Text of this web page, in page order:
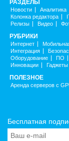
РАЗДЕЛЫ
Новости Аналитика
Колонка редактора
Релизы
Видео
РУБРИКИ
Интернет
Интеграция
Оборудование
ПО
Инновации
Гаджеты
ПОЛЕЗНОЕ
Аренда серверов с
Бесплатная